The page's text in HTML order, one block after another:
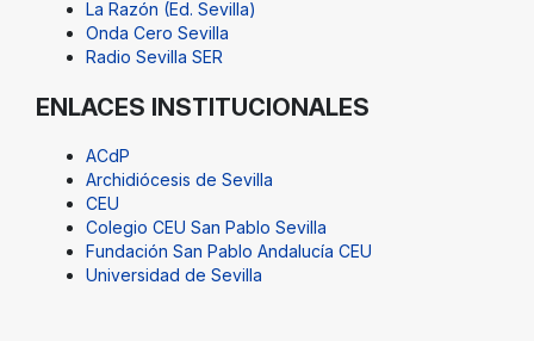
La Razón (Ed. Sevilla)
Onda Cero Sevilla
Radio Sevilla SER
ENLACES INSTITUCIONALES
ACdP
Archidiócesis de Sevilla
CEU
Colegio CEU San Pablo Sevilla
Fundación San Pablo Andalucía CEU
Universidad de Sevilla